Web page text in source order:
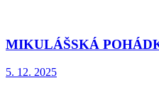
MIKULÁŠSKÁ
5. 12. 2025